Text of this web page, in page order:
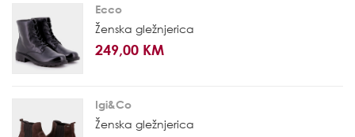
Ecco
Ženska gležnjerica
249,00 KM
Igi&Co
Ženska gležnjerica